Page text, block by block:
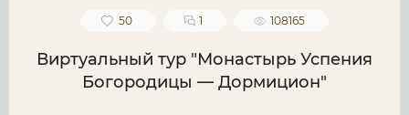
50 1 108165
Виртуальный тур "Монастырь Успения
Богородицы — Дормицион"